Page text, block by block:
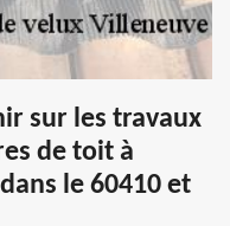
sur les travaux
de toit à
le 60410 et